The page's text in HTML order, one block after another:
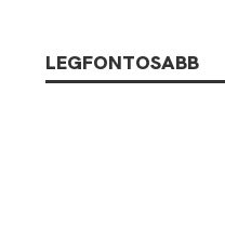
LEGFONTOSABB